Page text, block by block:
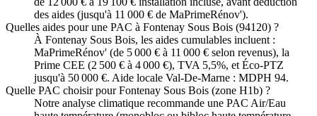
des aides (jusqu'à 11 000 € de MaPrimeRénov').
Quelles aides pour une PAC à Fontenay Sous Bois (94120) ?
À Fontenay Sous Bois, les aides cumulables incluent :
MaPrimeRénov' (de 5 000 € à 11 000 € selon revenus), la
Prime CEE (2 500 € à 4 000 €), TVA 5,5%, et Éco-PTZ
jusqu'à 50 000 €. Aide locale Val-De-Marne : MDPH 94.
Quelle PAC choisir pour Fontenay Sous Bois (zone H1b) ?
Notre analyse climatique recommande une PAC Air/Eau